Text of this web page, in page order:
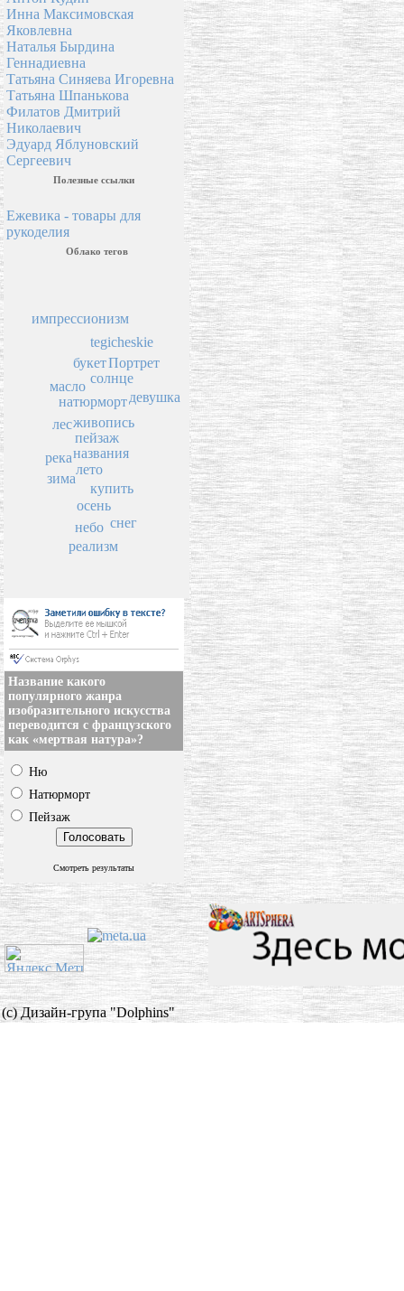
Инна Максимовская
Яковлевна
Наталья Бырдина
Геннадиевна
Татьяна Синяева Игоревна
Татьяна Шпанькова
Филатов Дмитрий
Николаевич
Эдуард Яблуновский
Сергеевич
Полезные ссылки
Ежевика - товары для
рукоделия
Облако тегов
пейзаж
названия
живопись
лето
натюрморт
купить
солнце
лес
зима
осень
букет
масло
река
снег
tegicheskie
реализм
небо
импрессионизм
Портрет
девушка
Название какого
популярного жанра
изобразительного искусства
переводится с французского
как «мертвая натура»?
Ню
Натюрморт
Пейзаж
Смотреть результаты
(c) Дизайн-група "Dolphins"